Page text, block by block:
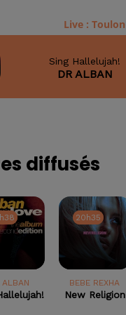
Live :Toulon
Sing Hallelujah!
DR ALBAN
diffusés
ALBAN
20h35
20h35
BEBE REXHA
New Religion